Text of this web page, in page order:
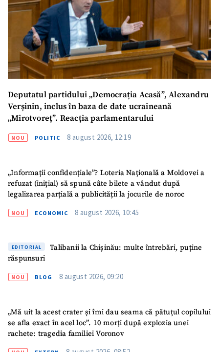
Deputatul partidului „Democrația Acasă”, Alexandru
Verșinin, inclus în baza de date ucraineană
„Mirotvoreț”. Reacția parlamentarului
NOU POLITIC 8 august 2026, 12:19
„Informații confidențiale”? Loteria Națională a Moldovei a
refuzat (inițial) să spună câte bilete a vândut după
legalizarea parțială a publicității la jocurile de noroc
NOU ECONOMIC 8 august 2026, 10:45
EDITORIAL
Talibanii la Chișinău: multe întrebări, puține
răspunsuri
NOU BLOG 8 august 2026, 09:20
„Mă uit la acest crater și îmi dau seama că pătuțul copilului
se afla exact în acel loc”. 10 morți după explozia unei
rachete: tragedia familiei Voronov
ȘTIREA MEA
Titlu știre
+ Adaugă titlu
Link media
+ Link media